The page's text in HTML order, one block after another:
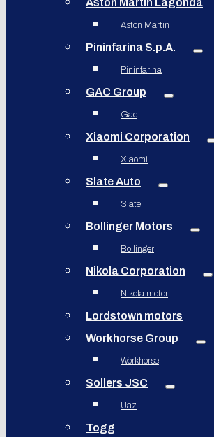
Aston Martin Lagonda
Aston Martin
Pininfarina S.p.A.
Pininfarina
GAC Group
Gac
Xiaomi Corporation
Xiaomi
Slate Auto
Slate
Bollinger Motors
Bollinger
Nikola Corporation
Nikola motor
Lordstown motors
Workhorse Group
Workhorse
Sollers JSC
Uaz
Togg